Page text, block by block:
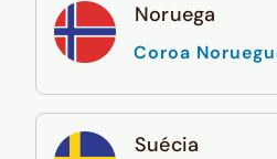
Noruega
Coroa
Suécia